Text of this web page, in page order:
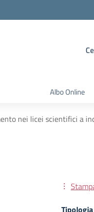
Albo Online
nei licei scientifici a
Tipologia